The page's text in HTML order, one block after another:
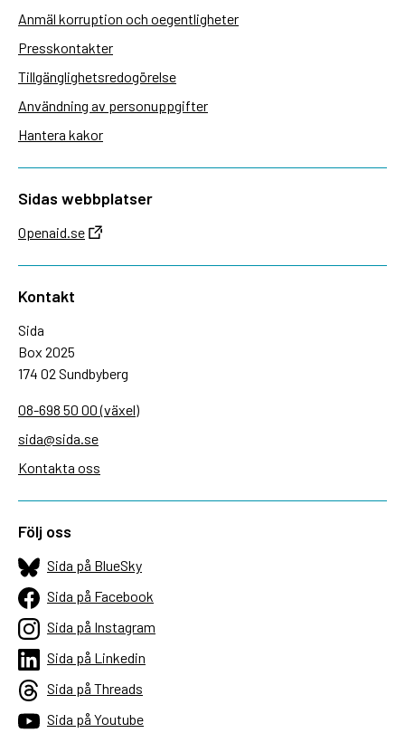
Anmäl korruption och oegentligheter
Presskontakter
Tillgänglighetsredogörelse
Användning av personuppgifter
Hantera kakor
Sidas webbplatser
Openaid.se
Kontakt
Sida
Box 2025
174 02 Sundbyberg
08-698 50 00 (växel)
sida@sida.se
Kontakta oss
Följ oss
Sida på BlueSky
Sida på Facebook
Sida på Instagram
Sida på Linkedin
Sida på Threads
Sida på Youtube